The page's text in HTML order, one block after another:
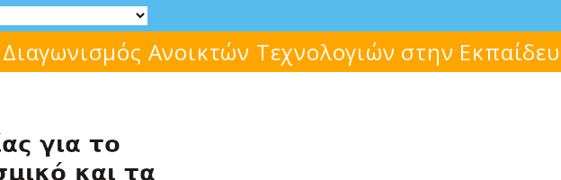
Ανοικτών Τεχνολογιών στην